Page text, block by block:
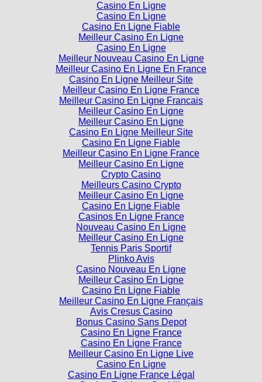
Casino En Ligne
Casino En Ligne
Casino En Ligne Fiable
Meilleur Casino En Ligne
Casino En Ligne
Meilleur Nouveau Casino En Ligne
Meilleur Casino En Ligne En France
Casino En Ligne Meilleur Site
Meilleur Casino En Ligne France
Meilleur Casino En Ligne Francais
Meilleur Casino En Ligne
Meilleur Casino En Ligne
Casino En Ligne Meilleur Site
Casino En Ligne Fiable
Meilleur Casino En Ligne France
Meilleur Casino En Ligne
Crypto Casino
Meilleurs Casino Crypto
Meilleur Casino En Ligne
Casino En Ligne Fiable
Casinos En Ligne France
Nouveau Casino En Ligne
Meilleur Casino En Ligne
Tennis Paris Sportif
Plinko Avis
Casino Nouveau En Ligne
Meilleur Casino En Ligne
Casino En Ligne Fiable
Meilleur Casino En Ligne Français
Avis Cresus Casino
Bonus Casino Sans Depot
Casino En Ligne France
Casino En Ligne France
Meilleur Casino En Ligne Live
Casino En Ligne
Casino En Ligne France Légal